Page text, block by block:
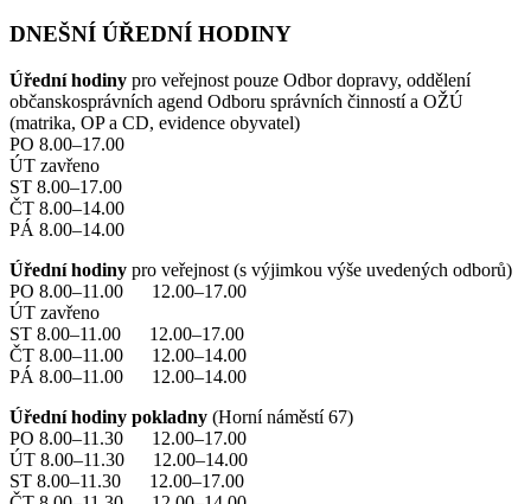
DNEŠNÍ ÚŘEDNÍ HODINY
Úřední hodiny pro veřejnost pouze Odbor dopravy, oddělení
občanskosprávních agend Odboru správních činností a OŽÚ
(matrika, OP a CD, evidence obyvatel)
PO 8.00–17.00
ÚT zavřeno
ST 8.00–17.00
ČT 8.00–14.00
PÁ 8.00–14.00
Úřední hodiny pro veřejnost (s výjimkou výše uvedených odborů)
PO 8.00–11.00 12.00–17.00
ÚT zavřeno
ST 8.00–11.00 12.00–17.00
ČT 8.00–11.00 12.00–14.00
PÁ 8.00–11.00 12.00–14.00
Úřední hodiny pokladny (Horní náměstí 67)
PO 8.00–11.30 12.00–17.00
ÚT 8.00–11.30 12.00–14.00
ST 8.00–11.30 12.00–17.00